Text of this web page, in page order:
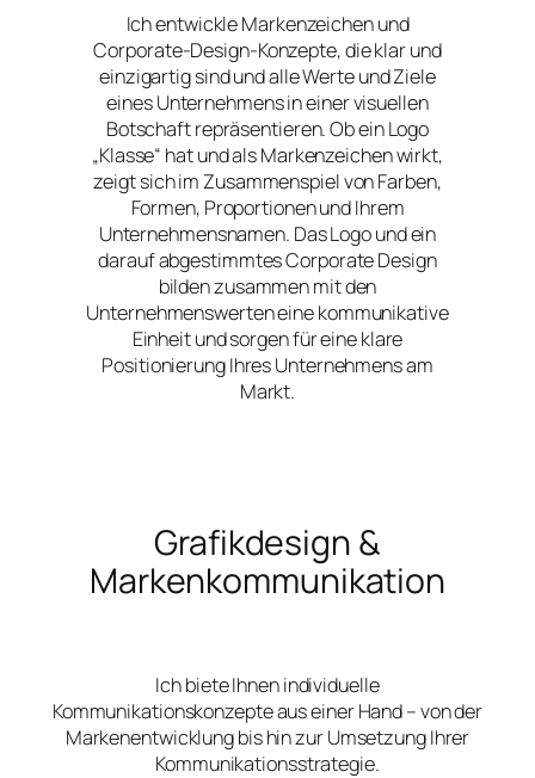
Ich entwickle Markenzeichen und
Corporate-Design-Konzepte, die klar und
einzigartig sind und alle Werte und Ziele
eines Unternehmens in einer visuellen
Botschaft repräsentieren. Ob ein Logo
„Klasse“ hat und als Markenzeichen wirkt,
zeigt sich im Zusammenspiel von Farben,
Formen, Proportionen und Ihrem
Unternehmensnamen. Das Logo und ein
darauf abgestimmtes Corporate Design
bilden zusammen mit den
Unternehmenswerten eine kommunikative
Einheit und sorgen für eine klare
Positionierung Ihres Unternehmens am
Markt.
Grafikdesign &
Markenkommunikation
Ich biete Ihnen individuelle
Kommunikationskonzepte aus einer Hand – von der
Markenentwicklung bis hin zur Umsetzung Ihrer
Kommunikationsstrategie.